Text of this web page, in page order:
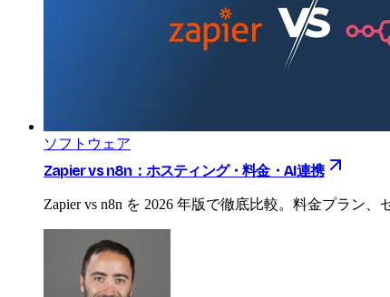
ソフトウェア
Zapier vs n8n：ホスティング・料金・AI連携
Zapier vs n8n を 2026 年版で徹底比較。料金プラン